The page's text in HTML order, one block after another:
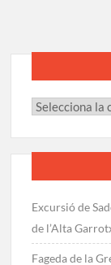
Categories
Excursió de
de l’Alta
Fageda de la